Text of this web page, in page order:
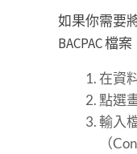
如果你需要
BACPAC 檔案
在資
點選
輸入
（